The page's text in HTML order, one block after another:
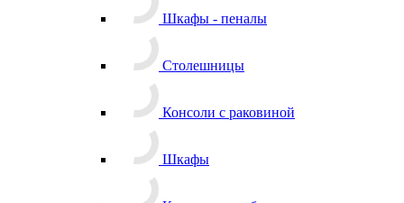
Шкафы - пеналы
Столешницы
Консоли с раковиной
Шкафы